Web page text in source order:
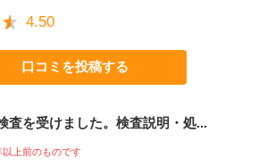
4.50
口コミを投稿する
査を受けました。検査説明・処...
以上前のものです